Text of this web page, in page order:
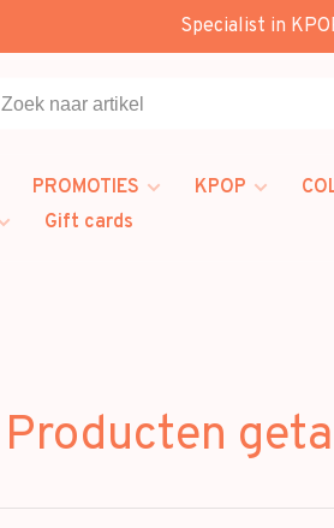
Specialist in
PROMOTIES KPOP
Gift cards
Producten